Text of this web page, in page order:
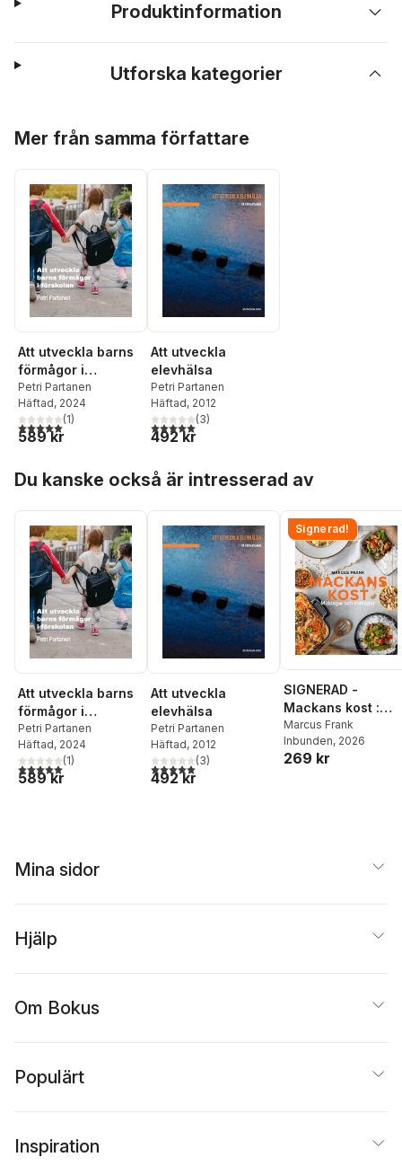
Produktinformation
Utforska kategorier
Mer från samma författare
Att utveckla barns
förmågor i
förskolan
Petri Partanen
Häftad, 2024
5,0utav 5 stjärnor. Totalt antal röster:
(1)
589 kr
Att utveckla
elevhälsa
Petri Partanen
Häftad, 2012
5,0utav 5 stjärnor. Totalt antal röster:
(3)
492 kr
Du kanske också är intresserad av
Att utveckla barns
förmågor i
förskolan
Petri Partanen
Häftad, 2024
5,0utav 5 stjärnor. Totalt antal röster:
(1)
589 kr
Att utveckla
elevhälsa
Petri Partanen
Häftad, 2012
5,0utav 5 stjärnor. Totalt antal röster:
(3)
492 kr
Signerad!
SIGNERAD -
Mackans kost :
Middagar och
matlådor
Marcus Frank
Inbunden, 2026
269 kr
Mina sidor
Hjälp
Om Bokus
Populärt
Inspiration